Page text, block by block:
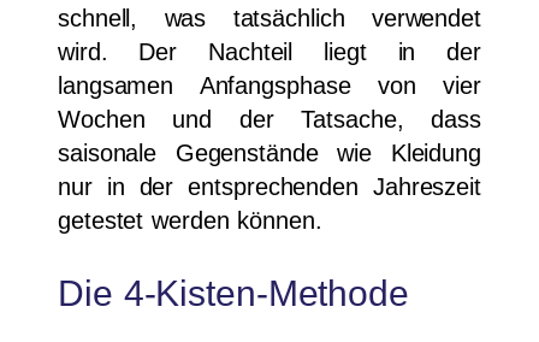
schnell, was tatsächlich verwendet
wird. Der Nachteil liegt in der
langsamen Anfangsphase von vier
Wochen und der Tatsache, dass
saisonale Gegenstände wie Kleidung
nur in der entsprechenden Jahreszeit
getestet werden können.
Die 4-Kisten-Methode